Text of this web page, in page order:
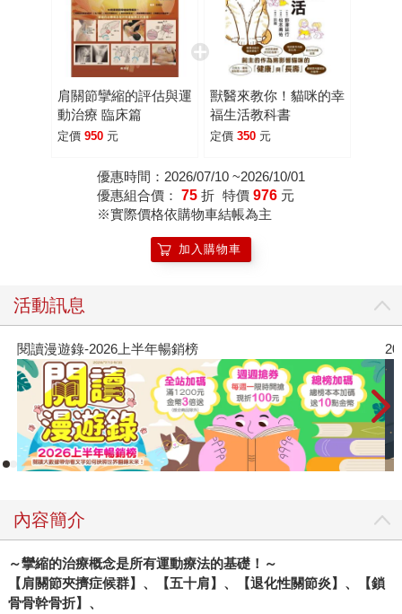
肩關節攣縮的評估與運
動治療 臨床篇
定價 950 元
獸醫來教你！貓咪的幸
福生活教科書
定價 350 元
優惠時間：2026/07/10 ~2026/10/01
優惠組合價： 75 折 特價 976 元
※實際價格依購物車結帳為主
加入購物車
活動訊息
2026年8月金石堂強力推薦
內容簡介
～攣縮的治療概念是所有運動療法的基礎！～
【肩關節夾擠症候群】、【五十肩】、【退化性關節炎】、【鎖
骨骨幹骨折】、